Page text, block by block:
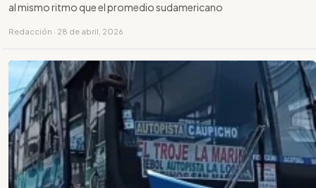
al mismo ritmo que el promedio sudamericano
Redacción · 28 de abril, 2026